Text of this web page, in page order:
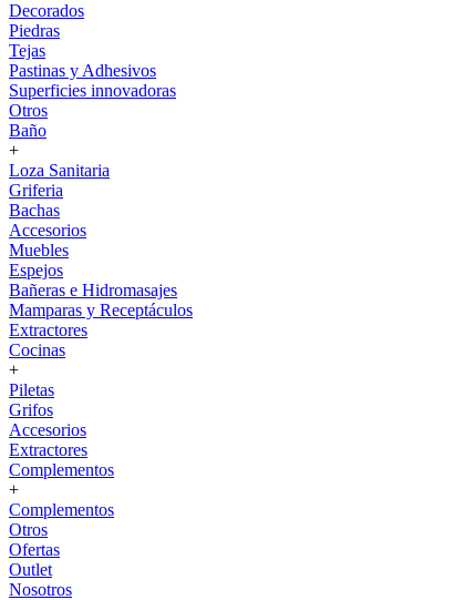
Decorados
Piedras
Tejas
Pastinas y Adhesivos
Superficies innovadoras
Otros
Baño
+
Loza Sanitaria
Griferia
Bachas
Accesorios
Muebles
Espejos
Bañeras e Hidromasajes
Mamparas y Receptáculos
Extractores
Cocinas
+
Piletas
Grifos
Accesorios
Extractores
Complementos
+
Complementos
Otros
Ofertas
Outlet
Nosotros